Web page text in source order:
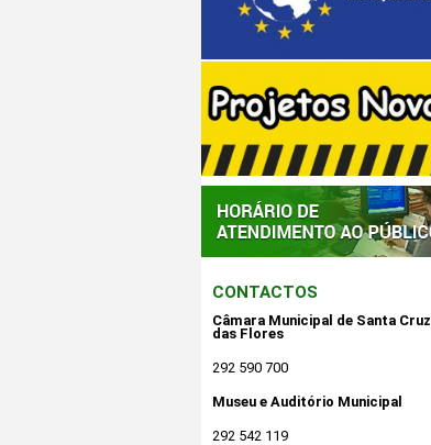
CONTACTOS
Câmara Municipal de Santa Cruz
das Flores
292 590 700
Museu e Auditório Municipal
292 542 119